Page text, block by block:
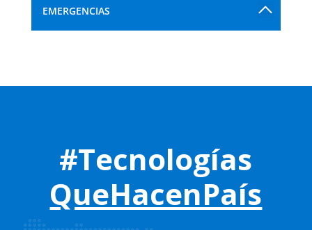
EMERGENCIAS
#Tecnologías
QueHacenPaís